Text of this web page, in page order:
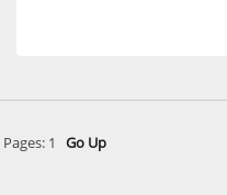
Pages: 1 Go Up